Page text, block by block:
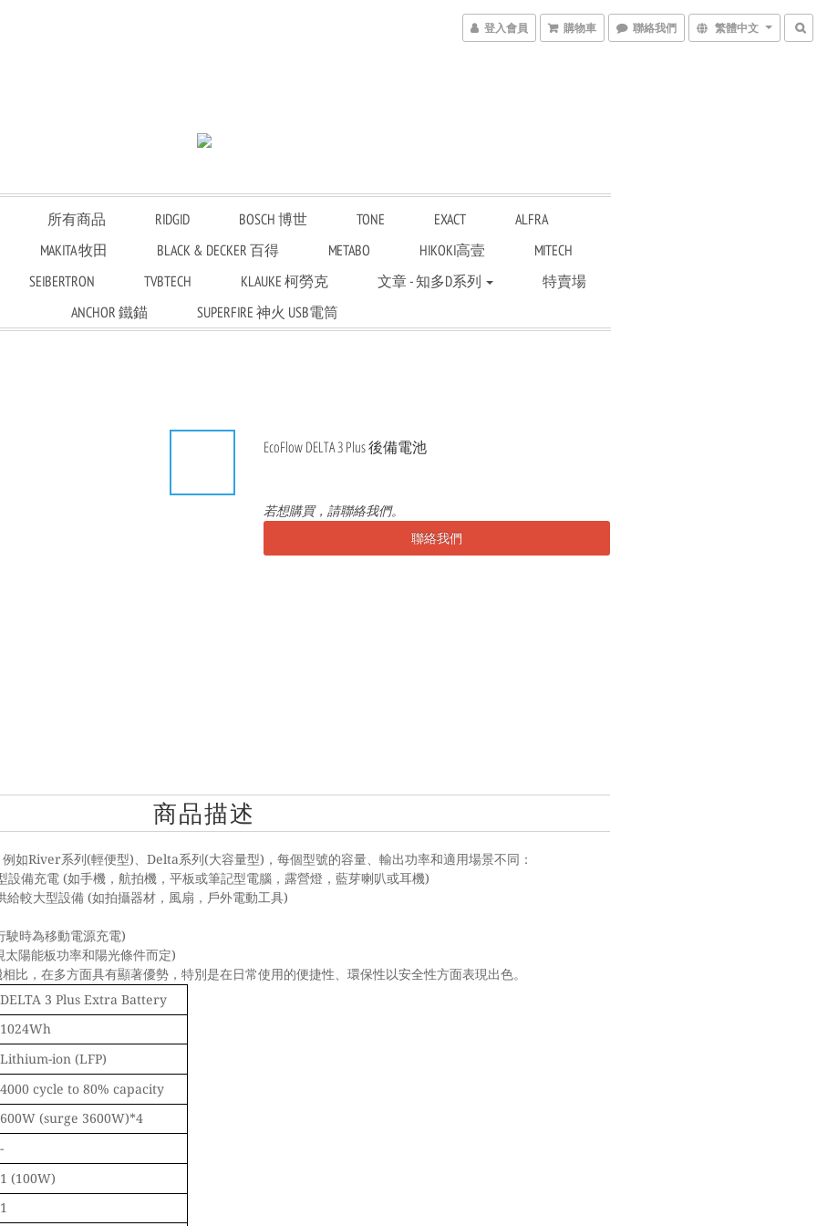
登入會員 購物車 聯絡我們 繁體中文
所有商品 RIDGID BOSCH 博世 TONE EXACT
ALFRA
MAKITA 牧田
BLACK & DECKER 百得 METABO HIKOKI高壹
MITECH
SEIBERTRON
TVBTECH KLAUKE 柯勞克 文章 - 知多D系列
特賣場
ANCHOR 鐵錨
SUPERFIRE 神火 USB電筒
EcoFlow DELTA 3 Plus 後備電池
若想購買，請聯絡我們。
聯絡我們
商品描述
如River系列 (輕便型)、 Delta系列 (大容量型) ，每個型號的容量、輸出功率和適用場景不同：
設備充電 (如手機，航拍機，平板或筆記型電腦，露營燈，藍芽喇叭或耳機)
給較大型設備 (如拍攝器材，風扇，戶外電動工具)
駛時為移動電源充電)
太陽能板功率和陽光條件而定)
比，在多方面具有顯著優勢，特別是在日常使用的便捷性、環保性以安全性方面表現出色。
DELTA 3 Plus Extra Battery
1024Wh
Lithium-ion (LFP)
4000 cycle to 80% capacity
600W (surge 3600W)*4
-
1 (100W)
1